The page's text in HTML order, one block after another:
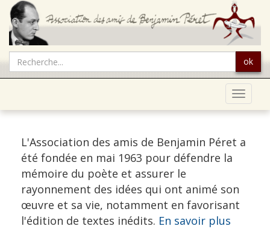
ok
Toggle
L'Association des amis de Benjamin Péret a
été fondée en mai 1963 pour défendre la
mémoire du poète et assurer le
rayonnement des idées qui ont animé son
œuvre et sa vie, notamment en favorisant
l'édition de textes inédits. En savoir plus